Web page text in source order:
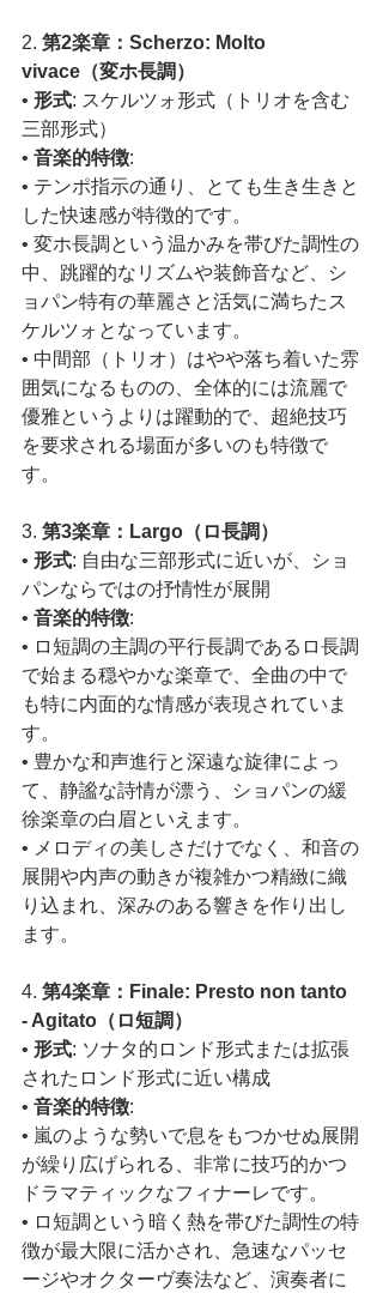
2. 第2楽章：Scherzo: Molto
vivace（変ホ長調）
• 形式: スケルツォ形式（トリオを含む
三部形式）
• 音楽的特徴:
• テンポ指示の通り、とても生き生きと
した快速感が特徴的です。
• 変ホ長調という温かみを帯びた調性の
中、跳躍的なリズムや装飾音など、シ
ョパン特有の華麗さと活気に満ちたス
ケルツォとなっています。
• 中間部（トリオ）はやや落ち着いた雰
囲気になるものの、全体的には流麗で
優雅というよりは躍動的で、超絶技巧
を要求される場面が多いのも特徴で
す。
3. 第3楽章：Largo（ロ長調）
• 形式: 自由な三部形式に近いが、ショ
パンならではの抒情性が展開
• 音楽的特徴:
• ロ短調の主調の平行長調であるロ長調
で始まる穏やかな楽章で、全曲の中で
も特に内面的な情感が表現されていま
す。
• 豊かな和声進行と深遠な旋律によっ
て、静謐な詩情が漂う、ショパンの緩
徐楽章の白眉といえます。
• メロディの美しさだけでなく、和音の
展開や内声の動きが複雑かつ精緻に織
り込まれ、深みのある響きを作り出し
ます。
4. 第4楽章：Finale: Presto non tanto
- Agitato（ロ短調）
• 形式: ソナタ的ロンド形式または拡張
されたロンド形式に近い構成
• 音楽的特徴:
• 嵐のような勢いで息をもつかせぬ展開
が繰り広げられる、非常に技巧的かつ
ドラマティックなフィナーレです。
• ロ短調という暗く熱を帯びた調性の特
徴が最大限に活かされ、急速なパッセ
ージやオクターヴ奏法など、演奏者に